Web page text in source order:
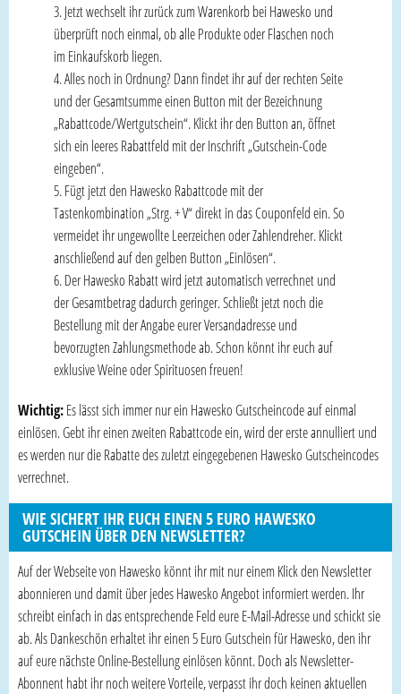
Jetzt wechselt ihr zurück zum Warenkorb bei Hawesko und
überprüft noch einmal, ob alle Produkte oder Flaschen noch
im Einkaufskorb liegen.
Alles noch in Ordnung? Dann findet ihr auf der rechten Seite
und der Gesamtsumme einen Button mit der Bezeichnung
„Rabattcode/Wertgutschein“. Klickt ihr den Button an, öffnet
sich ein leeres Rabattfeld mit der Inschrift „Gutschein-Code
eingeben“.
Fügt jetzt den Hawesko Rabattcode mit der
Tastenkombination „Strg. + V“ direkt in das Couponfeld ein. So
vermeidet ihr ungewollte Leerzeichen oder Zahlendreher. Klickt
anschließend auf den gelben Button „Einlösen“.
Der Hawesko Rabatt wird jetzt automatisch verrechnet und
der Gesamtbetrag dadurch geringer. Schließt jetzt noch die
Bestellung mit der Angabe eurer Versandadresse und
bevorzugten Zahlungsmethode ab. Schon könnt ihr euch auf
exklusive Weine oder Spirituosen freuen!
Wichtig:Es lässt sich immer nur ein Hawesko Gutscheincode auf einmal
einlösen. Gebt ihr einen zweiten Rabattcode ein, wird der erste annulliert und
es werden nur die Rabatte des zuletzt eingegebenen Hawesko Gutscheincodes
verrechnet.
WIE SICHERT IHR EUCH EINEN 5 EURO HAWESKO
GUTSCHEIN ÜBER DEN NEWSLETTER?
Auf der Webseite von Hawesko könnt ihr mit nur einem Klick den Newsletter
abonnieren und damit über jedes Hawesko Angebot informiert werden. Ihr
schreibt einfach in das entsprechende Feld eure E-Mail-Adresse und schickt sie
ab. Als Dankeschön erhaltet ihr einen 5 Euro Gutschein für Hawesko, den ihr
auf eure nächste Online-Bestellung einlösen könnt. Doch als Newsletter-
Abonnent habt ihr noch weitere Vorteile, verpasst ihr doch keinen aktuellen